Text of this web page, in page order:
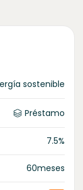
sostenible
Préstamo
7.5%
60meses